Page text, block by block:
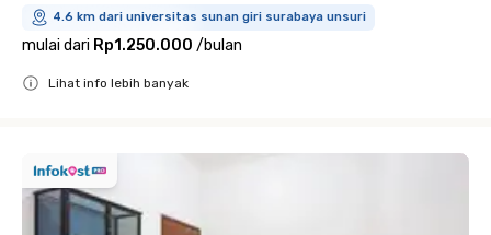
4.6 km dari universitas sunan giri surabaya unsuri
mulai dari Rp1.250.000 /bulan
Lihat info lebih banyak